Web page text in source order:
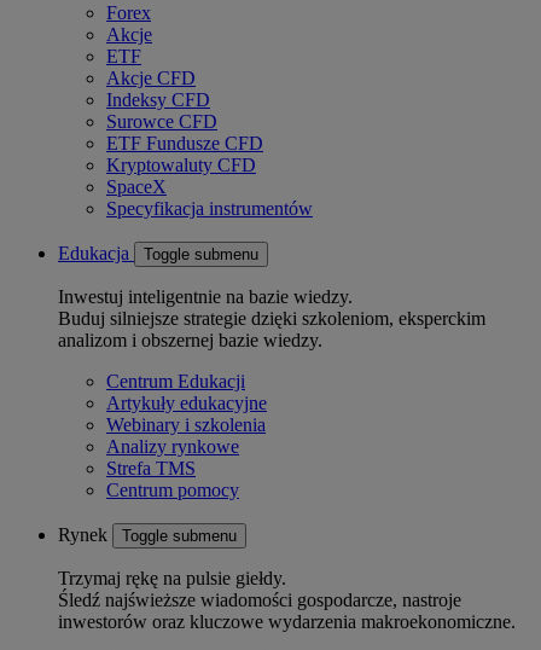
Forex
Akcje
ETF
Akcje CFD
Indeksy CFD
Surowce CFD
ETF Fundusze CFD
Kryptowaluty CFD
SpaceX
Specyfikacja instrumentów
Edukacja Toggle submenu
Inwestuj inteligentnie na bazie wiedzy.
Buduj silniejsze strategie dzięki szkoleniom, eksperckim
analizom i obszernej bazie wiedzy.
Centrum Edukacji
Artykuły edukacyjne
Webinary i szkolenia
Analizy rynkowe
Strefa TMS
Centrum pomocy
Rynek Toggle submenu
Trzymaj rękę na pulsie giełdy.
Śledź najświeższe wiadomości gospodarcze, nastroje
inwestorów oraz kluczowe wydarzenia makroekonomiczne.